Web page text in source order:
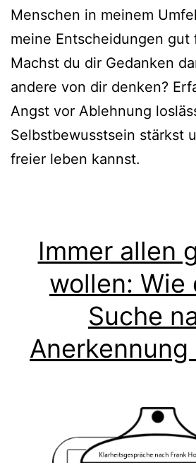
Menschen in meinem
meine Entscheidungen gut
Machst du dir Gedanken
andere von dir denken?
Angst vor Ablehnung
Selbstbewusstsein stärkst
freier leben kannst.
Immer allen
wollen: Wie
Suche